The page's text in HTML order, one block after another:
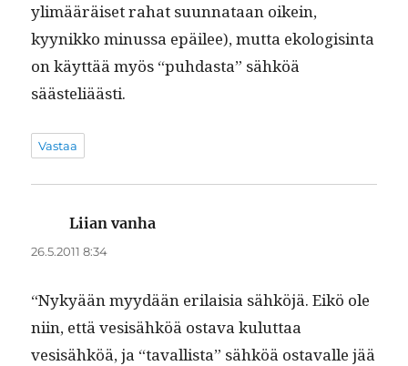
ylimääräiset rahat suun­nataan oikein,
kyynikko minus­sa epäilee), mut­ta ekol­o­gis­in­ta
on käyt­tää myös “puh­das­ta” sähköä
säästeliäästi.
Vastaa
Liian vanha
26.5.2011 8:34
“Nykyään myy­dään eri­laisia sähköjä. Eikö ole
niin, että vesisähköä osta­va kulut­taa
vesisähköä, ja “taval­lista” sähköä ostavalle jää